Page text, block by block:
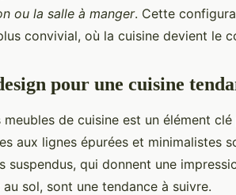
ou la salle à manger. Cette
convivial, où la cuisine devient le
pour une cuisine
de cuisine est un élément
aux lignes épurées et minimalistes
suspendus, qui donnent une
au sol, sont une tendance à suivre.